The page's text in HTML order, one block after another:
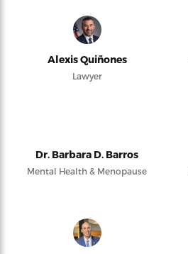
Alexis Quiñones
Lawyer
Dr. Barbara D. Barros
Mental Health & Menopause